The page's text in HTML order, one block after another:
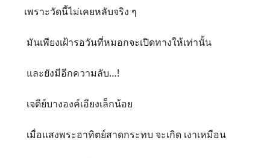
เพราะวัดนี้ไม่เคยหลับจริง ๆ
มันเพียงเฝ้ารอวันที่หมอกจะเปิดทางให้เท่านั้น
และยังมีอีกความลับ…!
เจดีย์บางองค์เอียงเล็กน้อย
เมื่อแสงพระอาทิตย์สาดกระทบ จะเกิด เงาเหมือน